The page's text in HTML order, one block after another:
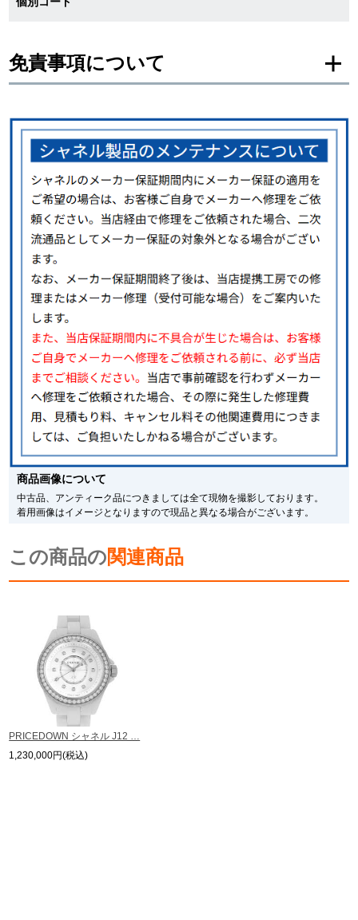
ภาษาไทย
商品画像について
中古品、アンティーク品につきましては全て現物を撮影しております。
着用画像はイメージとなりますので現品と異なる場合がございます。
この商品の関連商品
PRICEDOWN シャネル J12 …
1,230,000円(税込)
免責事項について
す。
メーカー保護シールの有無に個体差がございますのでご了承下さいませ。
また、メーカーにてマイナーチェンジがなされる場合がございますが、在庫品
の仕様で販売させていただきますので予めご了承の程お願いいたします。
※光の加減やモニターの設定により、実際の商品と色目が異なる場合がござい
ます。
※シリアルナンバーや限定番号につきましては、プライバシーの関係上WEBへ
の掲載を控えております。
またお電話でお問い合わせ頂きましてもお答えできません。
※当店では店頭販売も行っております為、サイトでのご注文と店頭処理との時
間差で在庫切れになる場合がございます。
予めご了承くださいませ。
また、ご来店にてご購入を希望される場合にも、事前に在庫の確認をお電話か
メールにてお問い合わせいただけますようお願いいたします。
※アンティーク品やユーズド品の場合、外装および内部機械に代替部品を使用
している場合がございます。
※表示の定価は、入荷時の価格となっております。
現在の定価と異なる場合がございますのでご了承くださいませ。